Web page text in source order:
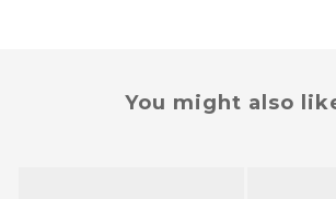
You might also